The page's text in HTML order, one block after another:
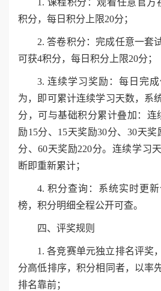
1. 课程积分：观看任意官方
积分，每日积分上限20分；
2. 答卷积分：完成任意一套
可获4积分，每日积分上限20分；
3. 连续学习奖励：每日完
为，即可累计连续学习天数，系
分，可与基础积分累计叠加：连
励15分、15天奖励30分、30天奖
分、60天奖励220分。连续学习
断即重新累计；
4. 积分查询：系统实时更
榜，积分明细全程公开可查。
四、评奖规则
1. 各竞赛单元独立排名评奖
分高低排序，积分相同者，以率
排名靠前；